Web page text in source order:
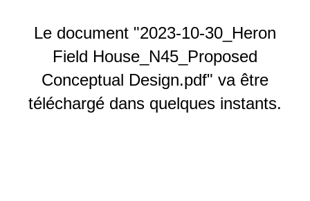
Le document "2023-10-30_Heron
Field House_N45_Proposed
Conceptual Design.pdf" va être
téléchargé dans quelques instants.